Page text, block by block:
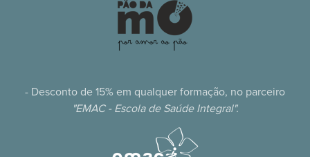
- Desconto de 15% em qualquer formação, no parceiro
"EMAC - Escola de Saúde Integral".